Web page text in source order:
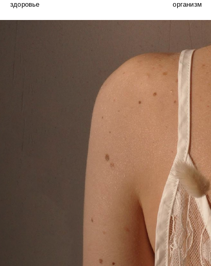
здоровье организм